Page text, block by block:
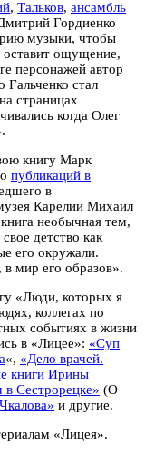
, Тальков, ансамбль
Гордиенко
музыки, чтобы
оставит ощущение,
персонажей автор
Гальченко стал
страницах
когда Олег
книгу Марк
публикаций в
в
Карелии Михаил
необычная тем,
детство как
его окружали.
в мир его образов».
«Люди, которых я
коллегах по
событиях в жизни
в «Лицее»: «Суп
«, «Дело врачей.
книги Ирины
в Сестрорецке» (О
и другие.
«Лицея».